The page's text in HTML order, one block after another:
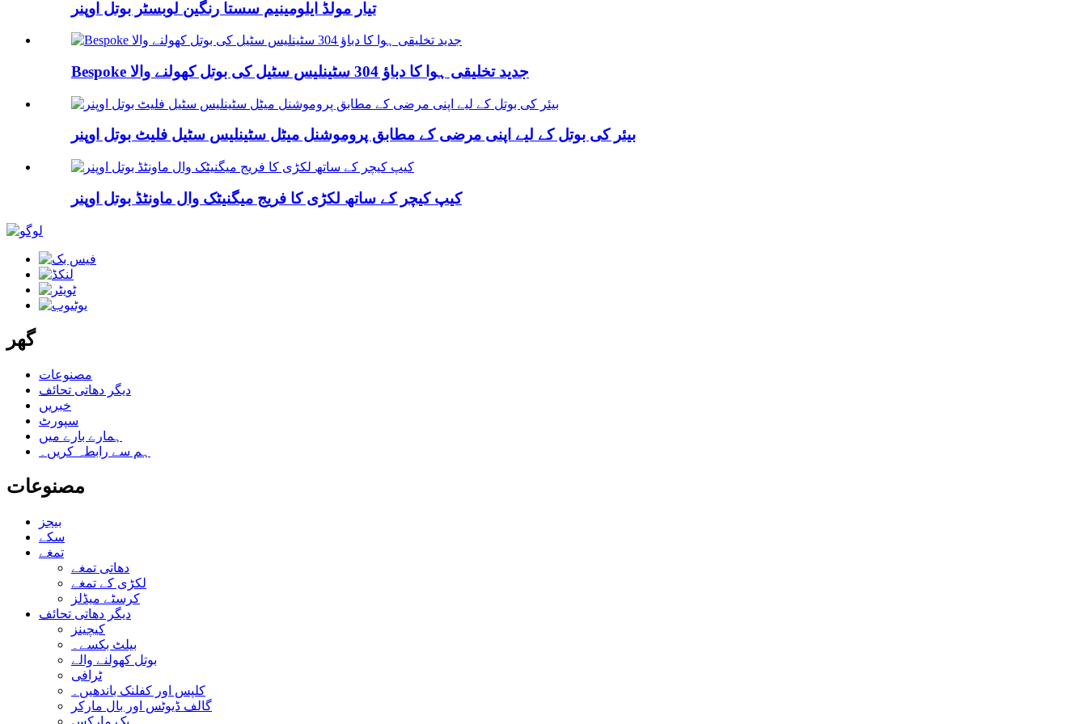
تیار مولڈ ایلومینیم سستا رنگین لوبسٹر بوتل اوپنر
Bespoke جدید تخلیقی ہوا کا دباؤ 304 سٹینلیس سٹیل کی بوتل کھولنے والا
بیئر کی بوتل کے لیے اپنی مرضی کے مطابق پروموشنل میٹل سٹینلیس سٹیل فلیٹ بوتل اوپنر
کیپ کیچر کے ساتھ لکڑی کا فریج میگنیٹک وال ماونٹڈ بوتل اوپنر
گھر
مصنوعات
دیگر دھاتی تحائف
خبریں
سپورٹ
ہمارے بارے میں
ہم سے رابطہ کریں۔
مصنوعات
بیجز
سکے
تمغے
دھاتی تمغے
لکڑی کے تمغے
کرسٹے میڈلز
دیگر دھاتی تحائف
کیچینز
بیلٹ بکسے۔
بوتل کھولنے والے
ٹرافی
کلپس اور کفلنک باندھیں۔
گالف ڈیوٹس اور بال مارکر